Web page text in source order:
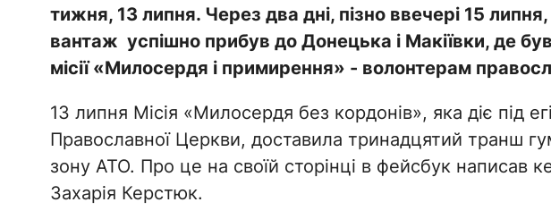
тижня, 13 липня. Через два дні, пізно ввечері 15
вантаж успішно прибув до Донецька і Макіївки, де
місії «Милосердя і примирення» - волонтерам
13 липня Місія «Милосердя без кордонів», яка діє під
Православної Церкви, доставила тринадцятий транш
зону АТО. Про це на своїй сторінці в фейсбук написав
Захарія Керстюк.